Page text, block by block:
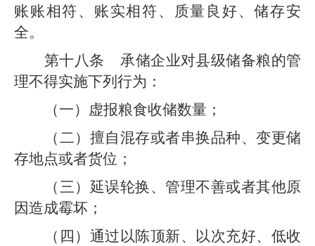
账账相符、账实相符、质量良好、储存安
全。
第十八条
承储企业对县级储备粮的管
理不得实施下列行为：
（一） 虚报粮食收储数量；
（二） 擅自混存或者串换品种、变更储
存地点或者货位；
（三） 延误轮换、管理不善或者其他原
因造成霉坏 ；
（四）通过以陈顶新、以次充好、低收